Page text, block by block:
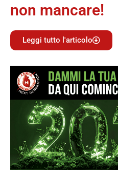
non mancare!
Leggi tutto l'articolo